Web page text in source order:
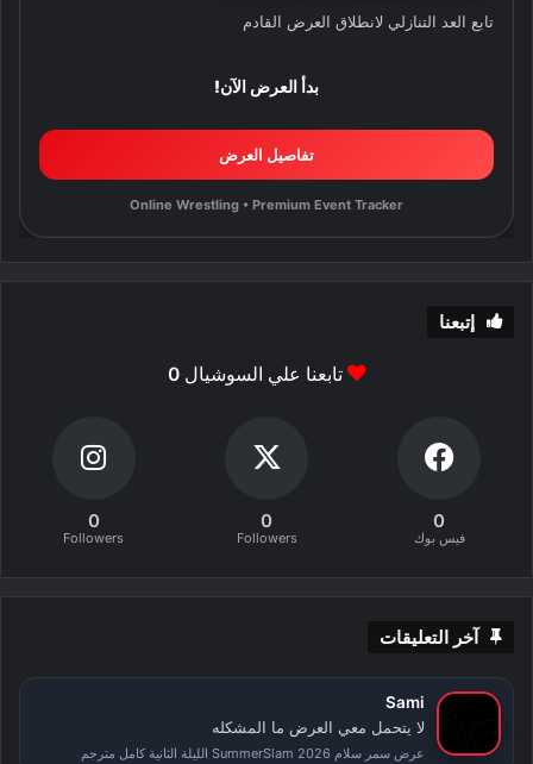
تابع العد التنازلي لانطلاق العرض القادم
بدأ العرض الآن!
تفاصيل العرض
Online Wrestling • Premium Event Tracker
إتبعنا
تابعنا علي السوشيال0
0
فيس بوك
0
Followers
0
Followers
آخر التعليقات
Sami
لا يتحمل معي العرض ما المشكله
عرض سمر سلام SummerSlam 2026 الليلة الثانية كامل مترجم